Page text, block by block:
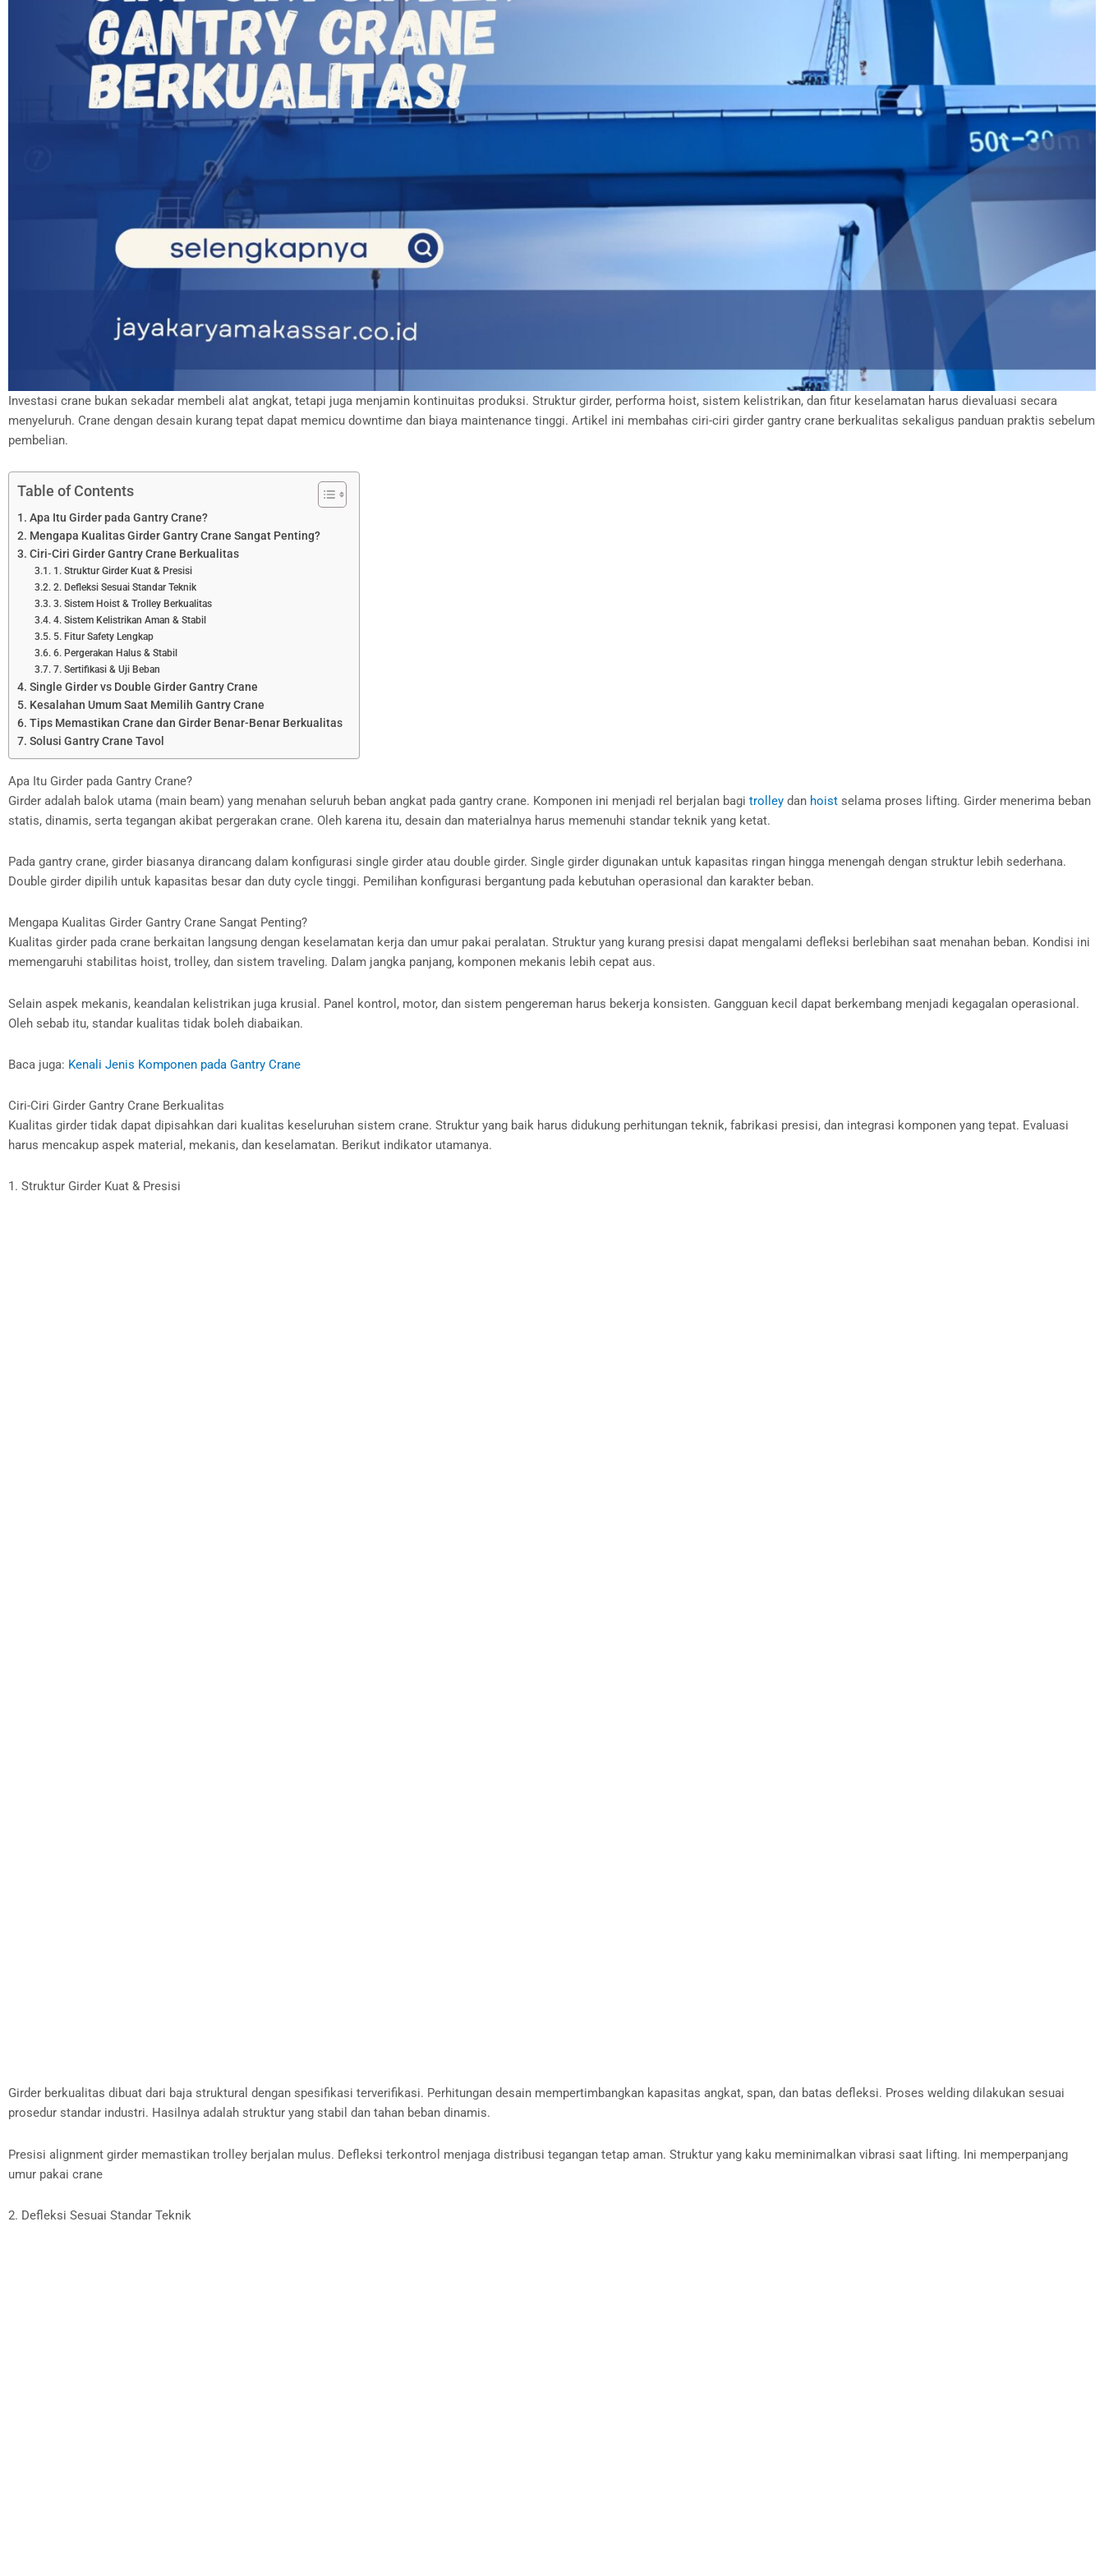
Investasi crane bukan sekadar membeli alat angkat, tetapi juga menjamin kontinuitas produksi. Struktur girder, performa hoist, sistem kelistrikan, dan fitur keselamatan harus dievaluasi secara
menyeluruh. Crane dengan desain kurang tepat dapat memicu downtime dan biaya maintenance tinggi. Artikel ini membahas ciri-ciri girder gantry crane berkualitas sekaligus panduan praktis sebelum
pembelian.
Table of Contents
Apa Itu Girder pada Gantry Crane?
Mengapa Kualitas Girder Gantry Crane Sangat Penting?
Ciri-Ciri Girder Gantry Crane Berkualitas
1. Struktur Girder Kuat & Presisi
2. Defleksi Sesuai Standar Teknik
3. Sistem Hoist & Trolley Berkualitas
4. Sistem Kelistrikan Aman & Stabil
5. Fitur Safety Lengkap
6. Pergerakan Halus & Stabil
7. Sertifikasi & Uji Beban
Single Girder vs Double Girder Gantry Crane
Kesalahan Umum Saat Memilih Gantry Crane
Tips Memastikan Crane dan Girder Benar-Benar Berkualitas
Solusi Gantry Crane Tavol
Apa Itu Girder pada Gantry Crane?
Girder adalah balok utama (main beam) yang menahan seluruh beban angkat pada gantry crane. Komponen ini menjadi rel berjalan bagi trolley dan hoist selama proses lifting. Girder menerima beban
statis, dinamis, serta tegangan akibat pergerakan crane. Oleh karena itu, desain dan materialnya harus memenuhi standar teknik yang ketat.
Pada gantry crane, girder biasanya dirancang dalam konfigurasi single girder atau double girder. Single girder digunakan untuk kapasitas ringan hingga menengah dengan struktur lebih sederhana.
Double girder dipilih untuk kapasitas besar dan duty cycle tinggi. Pemilihan konfigurasi bergantung pada kebutuhan operasional dan karakter beban.
Mengapa Kualitas Girder Gantry Crane Sangat Penting?
Kualitas girder pada crane berkaitan langsung dengan keselamatan kerja dan umur pakai peralatan. Struktur yang kurang presisi dapat mengalami defleksi berlebihan saat menahan beban. Kondisi ini
memengaruhi stabilitas hoist, trolley, dan sistem traveling. Dalam jangka panjang, komponen mekanis lebih cepat aus.
Selain aspek mekanis, keandalan kelistrikan juga krusial. Panel kontrol, motor, dan sistem pengereman harus bekerja konsisten. Gangguan kecil dapat berkembang menjadi kegagalan operasional.
Oleh sebab itu, standar kualitas tidak boleh diabaikan.
Baca juga: Kenali Jenis Komponen pada Gantry Crane
Ciri-Ciri Girder Gantry Crane Berkualitas
Kualitas girder tidak dapat dipisahkan dari kualitas keseluruhan sistem crane. Struktur yang baik harus didukung perhitungan teknik, fabrikasi presisi, dan integrasi komponen yang tepat. Evaluasi
harus mencakup aspek material, mekanis, dan keselamatan. Berikut indikator utamanya.
1. Struktur Girder Kuat & Presisi
Girder berkualitas dibuat dari baja struktural dengan spesifikasi terverifikasi. Perhitungan desain mempertimbangkan kapasitas angkat, span, dan batas defleksi. Proses welding dilakukan sesuai
prosedur standar industri. Hasilnya adalah struktur yang stabil dan tahan beban dinamis.
Presisi alignment girder memastikan trolley berjalan mulus. Defleksi terkontrol menjaga distribusi tegangan tetap aman. Struktur yang kaku meminimalkan vibrasi saat lifting. Ini memperpanjang
umur pakai crane
2. Defleksi Sesuai Standar Teknik